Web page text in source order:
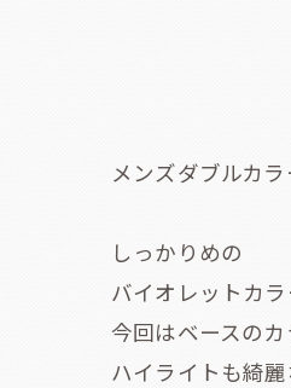
メンズダブルカラ
しっかりめの
バイオレットカ
今回はベースの
ハイライトも綺